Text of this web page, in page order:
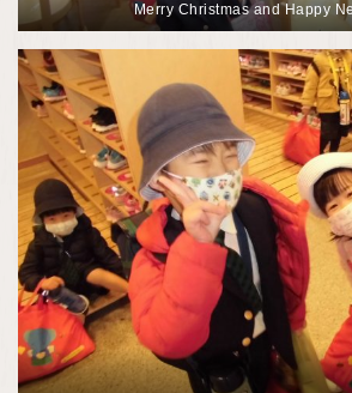
Merry Christmas and Happy